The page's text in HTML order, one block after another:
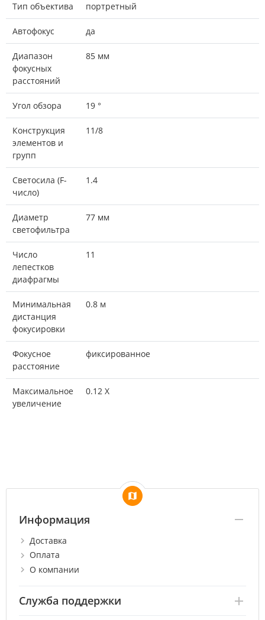
Тип объектива портретный
Автофокус да
Диапазон
фокусных
расстояний
85 мм
Угол обзора 19 °
Конструкция
элементов и
групп
11/8
Светосила (F-
число)
1.4
Диаметр
светофильтра
77 мм
Число
лепестков
диафрагмы
11
Минимальная
дистанция
фокусировки
0.8 м
Фокусное
расстояние
фиксированное
Максимальное
увеличение
0.12 X
Информация
Доставка
Оплата
О компании
Служба поддержки